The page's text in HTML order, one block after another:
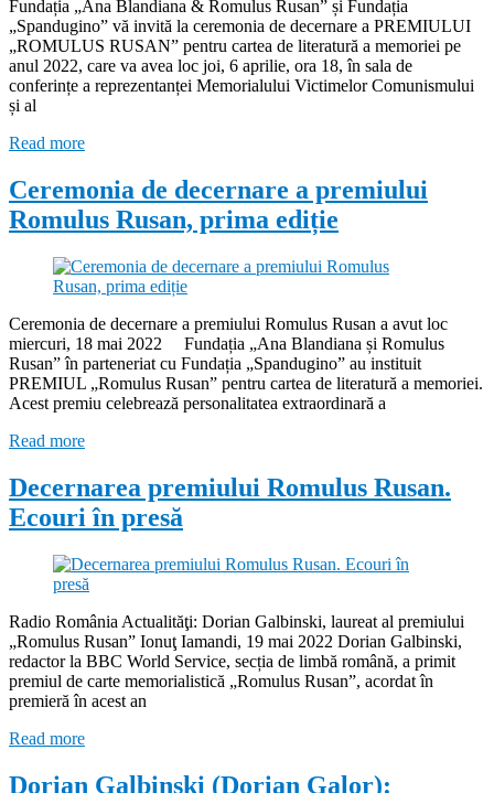
Fundația „Ana Blandiana & Romulus Rusan” și Fundația
„Spandugino” vă invită la ceremonia de decernare a PREMIULUI
„ROMULUS RUSAN” pentru cartea de literatură a memoriei pe
anul 2022, care va avea loc joi, 6 aprilie, ora 18, în sala de
conferințe a reprezentanței Memorialului Victimelor Comunismului
și al
Read more
Ceremonia de decernare a premiului
Romulus Rusan, prima ediție
Ceremonia de decernare a premiului Romulus Rusan a avut loc
miercuri, 18 mai 2022 Fundația „Ana Blandiana și Romulus
Rusan” în parteneriat cu Fundația „Spandugino” au instituit
PREMIUL „Romulus Rusan” pentru cartea de literatură a memoriei.
Acest premiu celebrează personalitatea extraordinară a
Read more
Decernarea premiului Romulus Rusan.
Ecouri în presă
Radio România Actualităţi: Dorian Galbinski, laureat al premiului
„Romulus Rusan” Ionuţ Iamandi, 19 mai 2022 Dorian Galbinski,
redactor la BBC World Service, secția de limbă română, a primit
premiul de carte memorialistică „Romulus Rusan”, acordat în
premieră în acest an
Read more
Dorian Galbinski (Dorian Galor):